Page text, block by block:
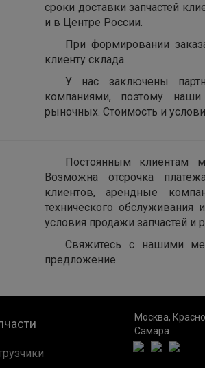
сроки доставки запчастей
и в Центре России.
При формировании
клиенту склада.
У нас заключены
компаниями, поэтому
рыночных. Стоимость и
Постоянным клиентам
Возможна отсрочка
клиентов, арендные
технического
условия продажи запчастей и
Свяжитесь с нашими
предложение.
Москва,
Самара